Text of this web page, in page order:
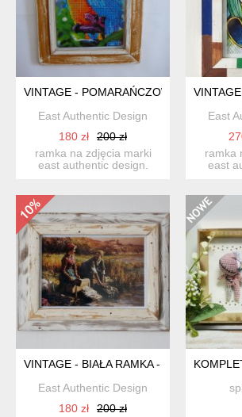
VINTAGE - POMARAŃCZOWA RAMKA -
East Authentic Design
180 zł
200 zł
ramka na zdjęcia marki
east authentic design.
East
ramka
east
VINTAGE - BIAŁA RAMKA - STARE
East Authentic Design
180 zł
200 zł